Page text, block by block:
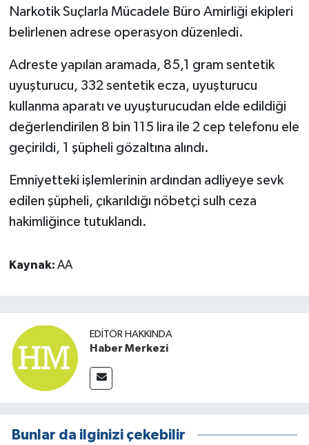
Narkotik Suçlarla Mücadele Büro Amirliği ekipleri
belirlenen adrese operasyon düzenledi.
Adreste yapılan aramada, 85,1 gram sentetik
uyuşturucu, 332 sentetik ecza, uyuşturucu
kullanma aparatı ve uyuşturucudan elde edildiği
değerlendirilen 8 bin 115 lira ile 2 cep telefonu ele
geçirildi, 1 şüpheli gözaltına alındı.
Emniyetteki işlemlerinin ardından adliyeye sevk
edilen şüpheli, çıkarıldığı nöbetçi sulh ceza
hakimliğince tutuklandı.
Kaynak: AA
EDITÖR HAKKINDA
Haber Merkezi
Bunlar da ilginizi çekebilir